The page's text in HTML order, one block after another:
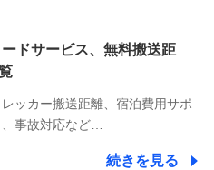
め
準ずる業務の遂行のため
ド並びに法人向けASPサー
ドサービス、無料搬送距
ッカー搬送距離、宿泊費用サポ
、事故対応など…
続きを見る